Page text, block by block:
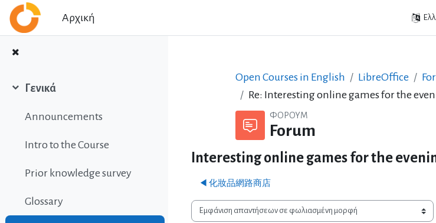
Μετάβαση στο κεντρικό περιεχόμενο
Αρχική
Σύμπτυξη
Γενικά
Announcements
Intro to the Course
Prior knowledge survey
Glossary
Open Courses in English LibreOffice
Re: Interesting online games for the
ΦΌΡΟΥΜ
Forum
Interesting online games for the
◀︎ 化妝品網路商店
Λειτουργία εμφάνισης